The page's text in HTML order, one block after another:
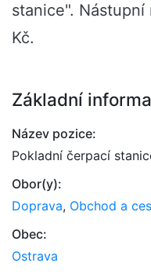
stanice".
Kč.
Základní
Název pozice:
Pokladní čerpací
Obor(y):
Doprava, Obchod a
Obec:
Ostrava